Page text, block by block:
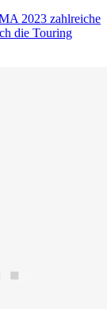
2023 zahlreiche
die Touring